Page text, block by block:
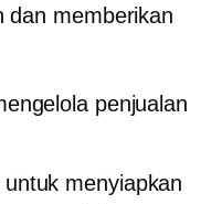
dan memberikan
penjualan
menyiapkan